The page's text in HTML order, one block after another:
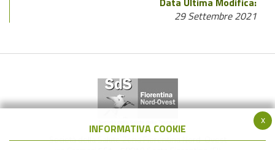
29 Settembre 2021
Società della Salute Zona Fiorentina Nord-Ovest
x
INFORMATIVA COOKIE